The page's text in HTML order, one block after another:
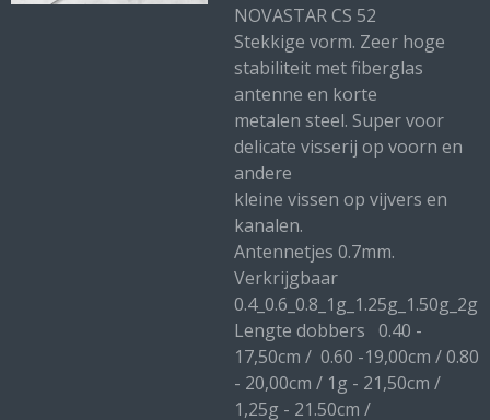
NOVASTAR CS 52
Stekkige vorm. Zeer hoge
stabiliteit met fiberglas
antenne en korte
metalen steel. Super voor
delicate visserij op voorn en
andere
kleine vissen op vijvers en
kanalen.
Antennetjes 0.7mm.
Verkrijgbaar
0.4_0.6_0.8_1g_1.25g_1.50g_2g
Lengte dobbers 0.40 -
17,50cm / 0.60 -19,00cm / 0.80
- 20,00cm / 1g - 21,50cm /
1,25g - 21.50cm /